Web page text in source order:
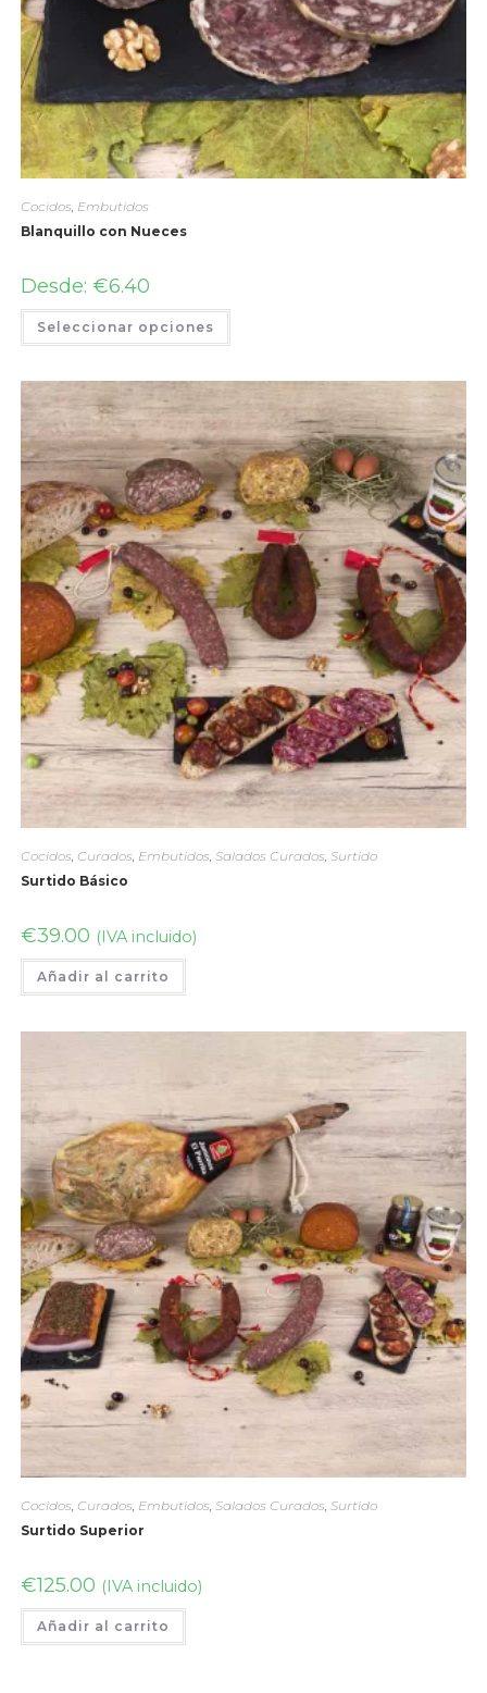
Cocidos Embutidos
Blanquillo con Nueces
Desde: €6.40
Seleccionar opciones
Cocidos, Curados, Embutidos, Salados Curados, Surtido
Surtido Básico
€39.00 (IVA incluido)
Añadir al carrito
Cocidos, Curados, Embutidos, Salados Curados, Surtido
Surtido Superior
€125.00 (IVA incluido)
Añadir al carrito